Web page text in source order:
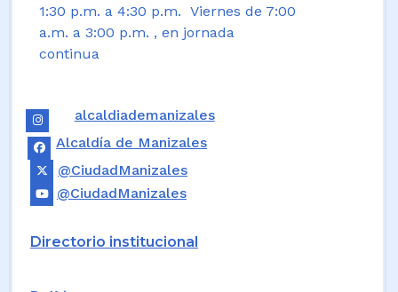
1:30 p.m. a 4:30 p.m. Viernes de 7:00
a.m. a 3:00 p.m. , en jornada
continua
alcaldiademanizales
Alcaldía de Manizales
@CiudadManizales
@CiudadManizales
Directorio institucional